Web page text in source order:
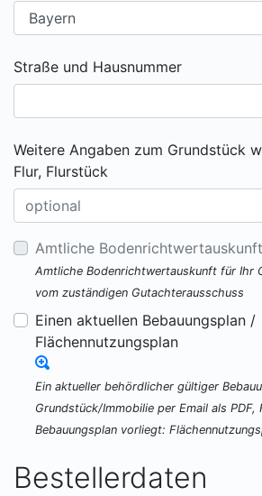
Straße und Hausnummer
Weitere Angaben zum Grundstück
Flur, Flurstück
Amtliche Bodenrichtwertauskunft
Amtliche Bodenrichtwertauskunft für Ihr
vom zuständigen Gutachterausschuss
Einen aktuellen Bebauungsplan /
Flächennutzungsplan
Ein aktueller behördlicher gültiger
Grundstück/Immobilie per Email als PDF,
Bebauungsplan vorliegt:
Bestellerdaten